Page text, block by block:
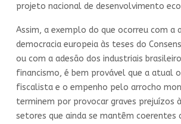
projeto nacional de desenvolvimento
Assim, a exemplo do que ocorreu com a
democracia europeia às teses do
ou com a adesão dos industriais
financismo, é bem provável que a atual
fiscalista e o empenho pelo arrocho
terminem por provocar graves prejuízos
setores que ainda se mantêm coerentes